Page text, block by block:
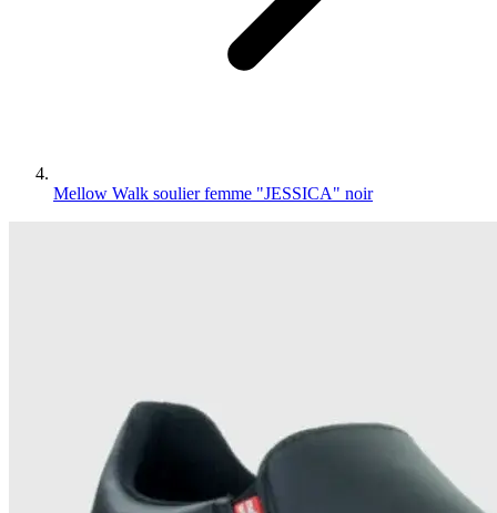
Mellow Walk soulier femme "JESSICA" noir